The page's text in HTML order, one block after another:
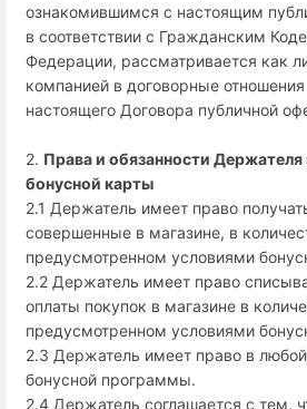
ознакомившимся с настоящим
в соответствии с Гражданским
Федерации, рассматривается как
компанией в договорные
настоящего Договора публичной
2. Права и обязанности Держателя
бонусной карты
2.1 Держатель имеет право
совершенные в магазине, в
предусмотренном условиями
2.2 Держатель имеет право
оплаты покупок в магазине в
предусмотренном условиями
2.3 Держатель имеет право в
бонусной программы.
2.4 Держатель соглашается с тем,